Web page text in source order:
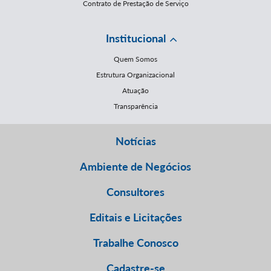
Contrato de Prestação de Serviço
Institucional
Quem Somos
Estrutura Organizacional
Atuação
Transparência
Notícias
Ambiente de Negócios
Consultores
Editais e Licitações
Trabalhe Conosco
Cadastre-se